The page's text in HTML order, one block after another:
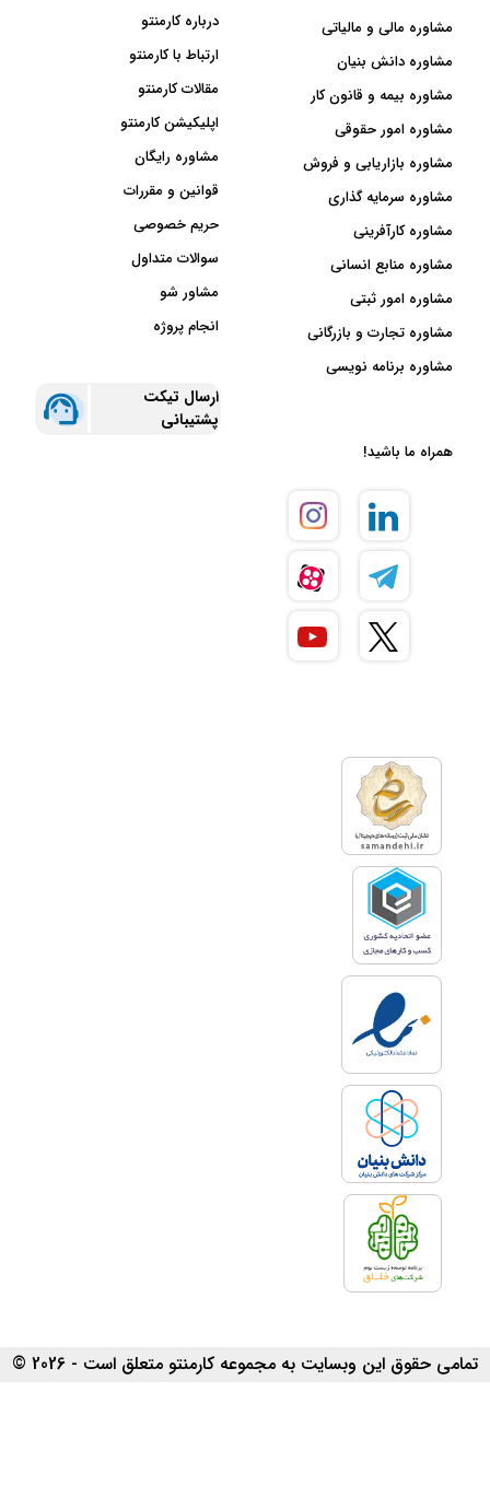
مشاوره مالی و مالیاتی
مشاوره دانش بنیان
مشاوره بیمه و قانون کار
مشاوره امور حقوقی
مشاوره بازاریابی و فروش
مشاوره سرمایه گذاری
مشاوره کارآفرینی
مشاوره منابع انسانی
مشاوره امور ثبتی
مشاوره تجارت و بازرگانی
مشاوره برنامه نویسی
درباره کارمنتو
ارتباط با کارمنتو
مقالات کارمنتو
اپلیکیشن کارمنتو
مشاوره رایگان
قوانین و مقررات
حریم خصوصی
سوالات متداول
مشاور شو
انجام پروژه
ارسال تیکت
پشتیبانی
همراه ما باشید!
تمامی حقوق این وبسایت به مجموعه کارمنتو متعلق است - 2026 ©